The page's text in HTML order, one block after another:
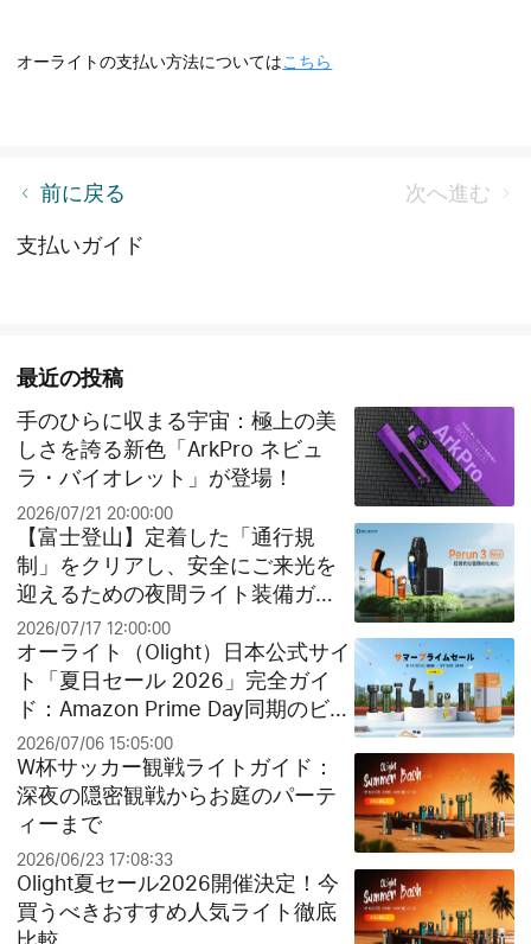
オーライトの支払い方法については こちら
前に戻る 次へ進む
コンビニ決済・銀行振込
支払いガイド
最近の投稿
手のひらに収まる宇宙：極上の美
しさを誇る新色「ArkPro ネビュ
ラ・バイオレット」が登場！
2026/07/21 20:00:00
【富士登山】定着した「通行規
制」をクリアし、安全にご来光を
迎えるための夜間ライト装備ガイ
ド
2026/07/17 12:00:00
オーライト（Olight）日本公式サイ
ト「夏日セール 2026」完全ガイ
ド：Amazon Prime Day同期のビッ
グセールとお得なクリアランス祭
り！
2026/07/06 15:05:00
W杯サッカー観戦ライトガイド：
深夜の隠密観戦からお庭のパーテ
ィーまで
2026/06/23 17:08:33
Olight夏セール2026開催決定！今
買うべきおすすめ人気ライト徹底